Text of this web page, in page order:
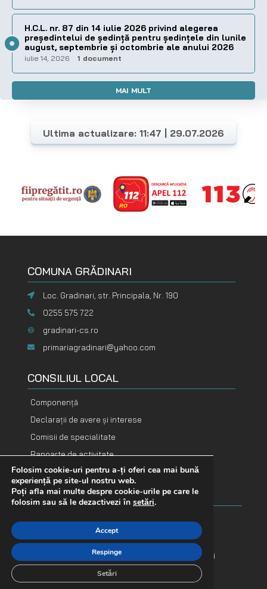
H.C.L. nr. 87 din 14 iulie 2026 privind alegerea
preşedintelui de şedinţă pentru ședințele din lunile
august, septembrie și octombrie ale anului 2026
iulie 14, 2026 1 document
MAI MULT
Ultima actualizare: 11:47 | 29.07.2026
COMUNA GRĂDINARI
Loc. Gradinari, str. Principala, Nr. 190
0255 575 722
gradinari-cs.ro
primariagradinari@yahoo.com
CONSILIUL LOCAL
Componență
Declarații de avere și interese
Comisii de specialitate
Rapoarte de activitate
DOCUMENTE
FINANCIARE
Buget
Bilanț contabil
Execuție bugetară
Indicatori financiari
ADOPTATE
Hotărâri consiliu
Dispoziții primar
Proiecte de hotărâri
Procese verbale
Folosim cookie-uri pentru a-ți oferi cea mai bună
experiență pe site-ul nostru web.
Poți afla mai multe despre cookie-urile pe care le
folosim sau să le dezactivezi în setări.
Accept
Respinge
Setări